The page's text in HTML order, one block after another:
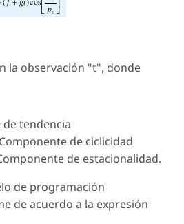
la observación "t", donde
tendencia
Componente de ciclicidad
de estacionalidad.
de programación
de acuerdo a la expresión